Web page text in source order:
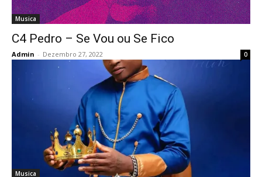
Musica
C4 Pedro – Se Vou ou Se Fico
Admin - Dezembro 27, 2022 0
Musica